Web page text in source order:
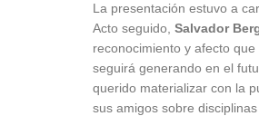
La presentación estuvo a
Acto seguido, Salvador
reconocimiento y afecto
seguirá generando en el
querido materializar con la
sus amigos sobre